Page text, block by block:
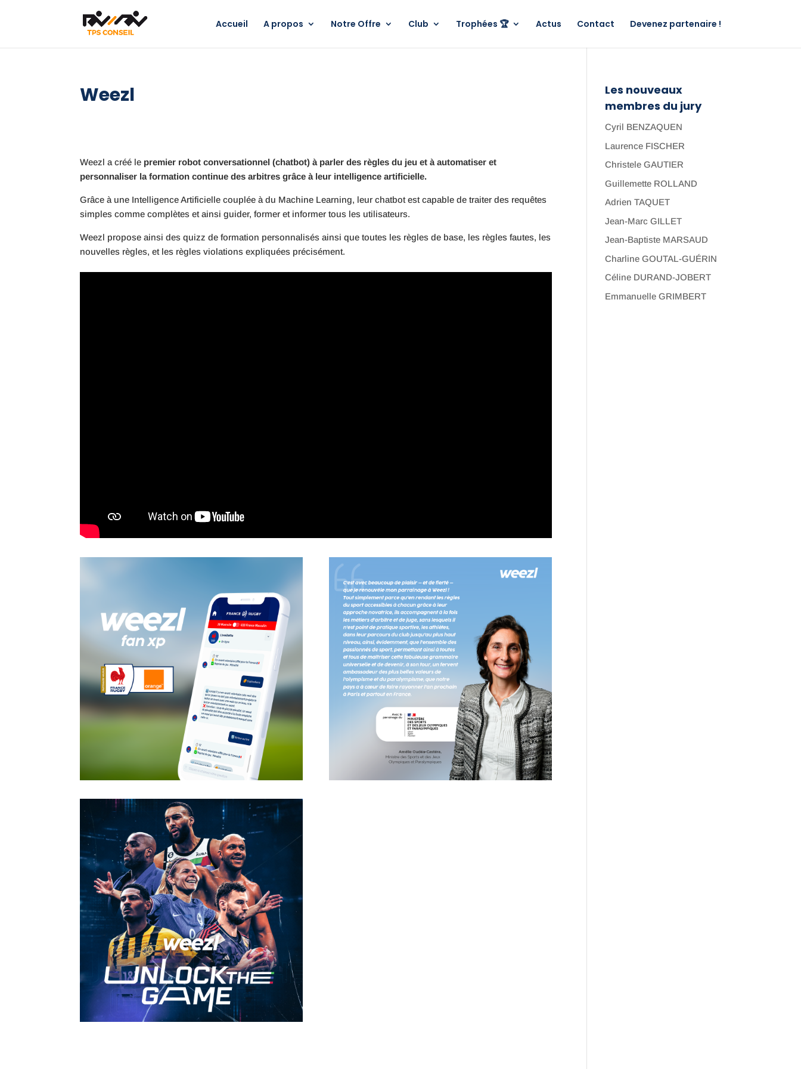
Accueil A propos Notre Offre Club Trophées 🏆 Actus Contact Devenez partenaire !
Weezl
Weezl a créé le premier robot conversationnel (chatbot) à parler des règles du jeu et à automatiser et
personnaliser la formation continue des arbitres grâce à leur intelligence artificielle.
Grâce à une Intelligence Artificielle couplée à du Machine Learning, leur chatbot est capable de traiter des requêtes
simples comme complètes et ainsi guider, former et informer tous les utilisateurs.
Weezl propose ainsi des quizz de formation personnalisés ainsi que toutes les règles de base, les règles fautes, les
nouvelles règles, et les règles violations expliquées précisément.
Les nouveaux
membres du jury
Cyril BENZAQUEN
Laurence FISCHER
Christele GAUTIER
Guillemette ROLLAND
Adrien TAQUET
Jean-Marc GILLET
Jean-Baptiste MARSAUD
Charline GOUTAL-GUÉRIN
Céline DURAND-JOBERT
Emmanuelle GRIMBERT